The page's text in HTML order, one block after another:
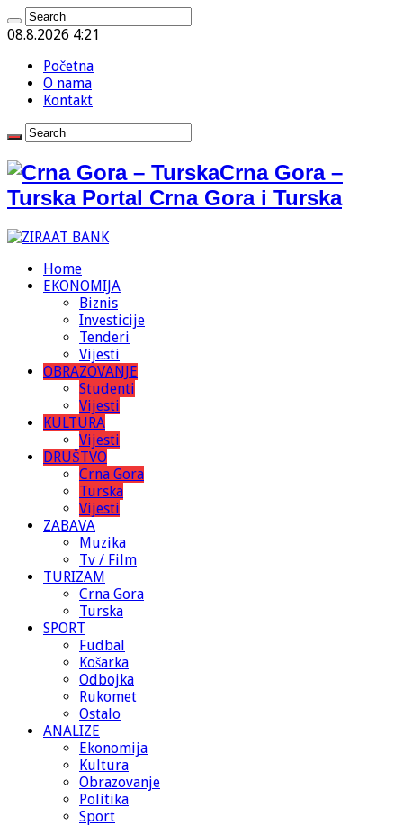
08.8.2026 4:21
Početna
O nama
Kontakt
Crna Gora –
Turska Portal Crna Gora i Turska
Home
EKONOMIJA
Biznis
Investicije
Tenderi
Vijesti
OBRAZOVANJE
Studenti
Vijesti
KULTURA
Vijesti
DRUŠTVO
Crna Gora
Turska
Vijesti
ZABAVA
Muzika
Tv / Film
TURIZAM
Crna Gora
Turska
SPORT
Fudbal
Košarka
Odbojka
Rukomet
Ostalo
ANALIZE
Ekonomija
Kultura
Obrazovanje
Politika
Sport